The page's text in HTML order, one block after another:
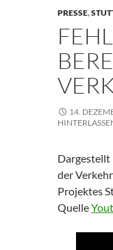
PRESSE,
14.
Dargestellt
der
Projektes
Quelle